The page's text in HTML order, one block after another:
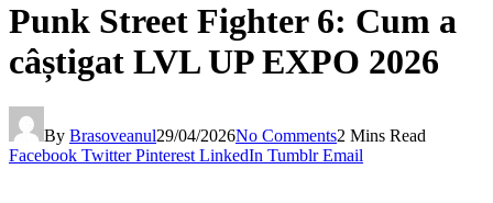
Punk Street Fighter 6: Cum a
câștigat LVL UP EXPO 2026
By Brasoveanul29/04/2026No Comments2 Mins Read
Facebook Twitter Pinterest LinkedIn Tumblr Email